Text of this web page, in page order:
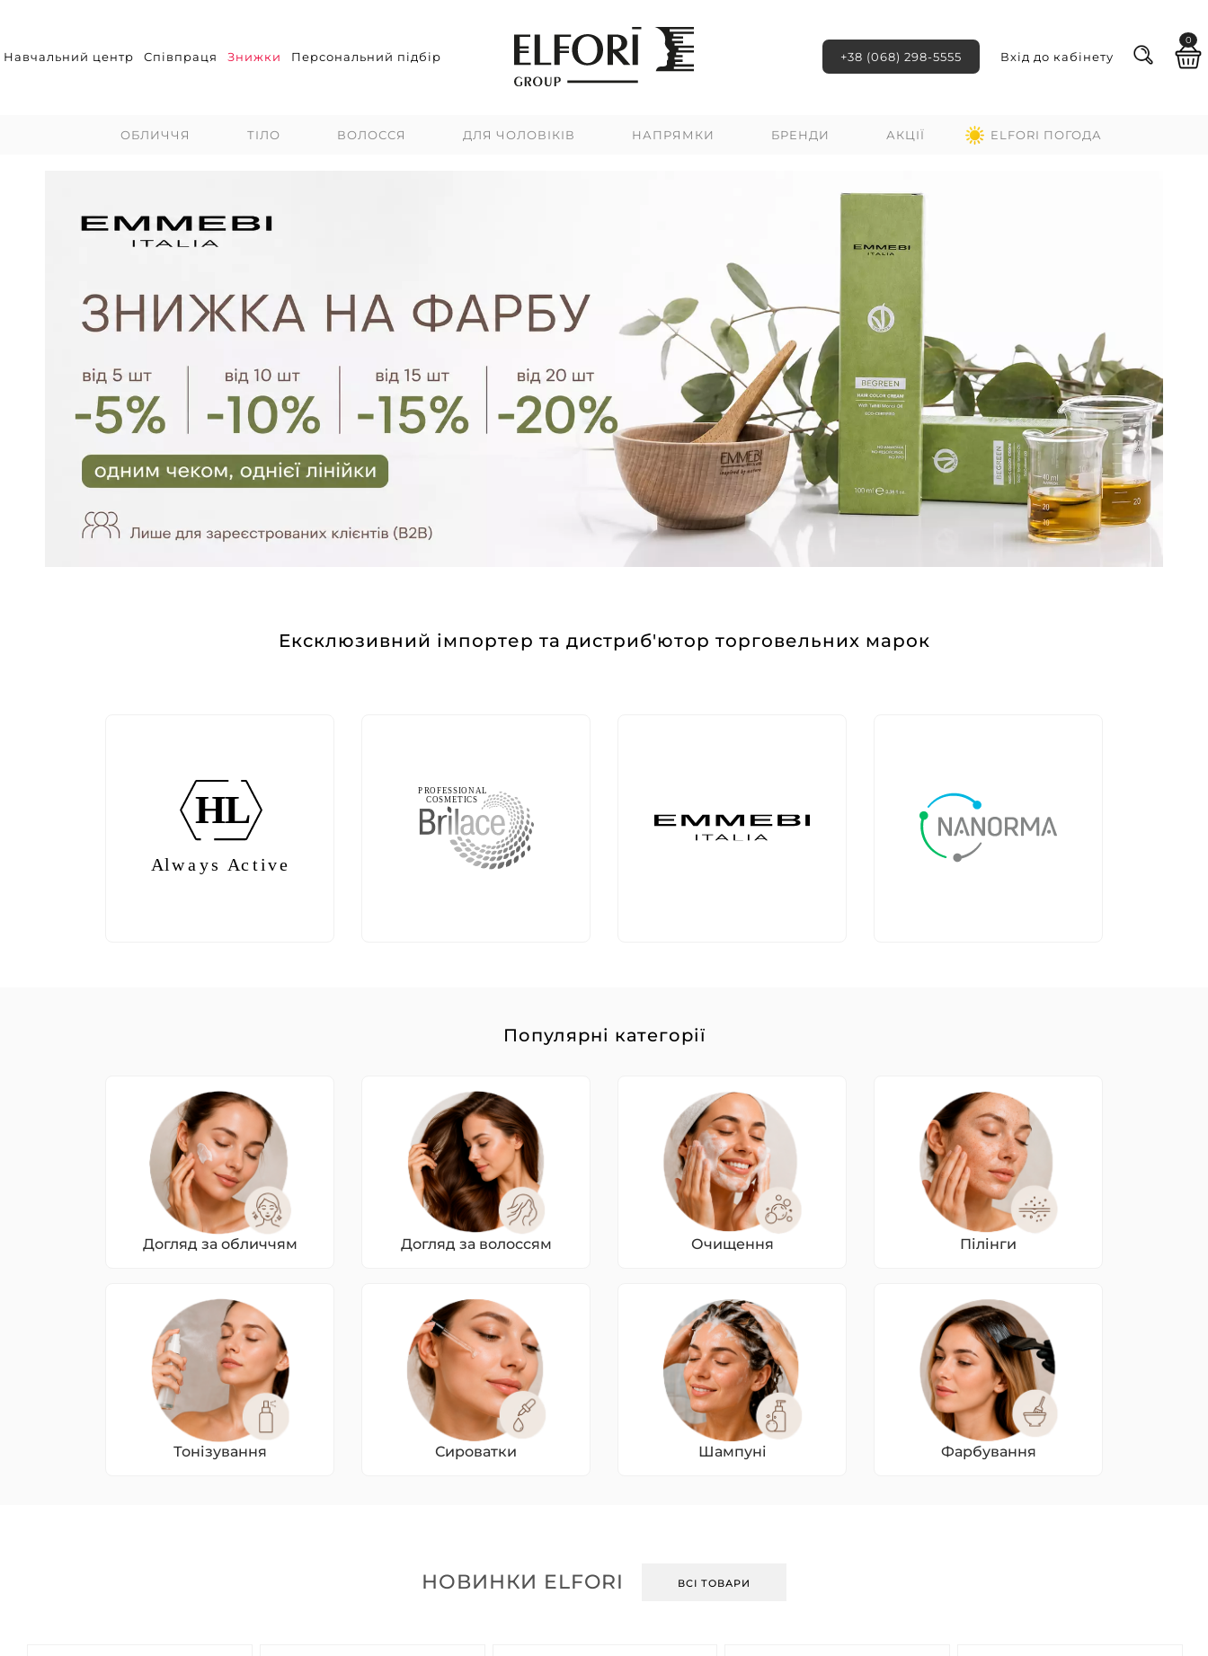
Навчальний центр Співпраця Знижки Персональний підбір +38 (068) 298-5555 Вхід до кабінету
0
ОБЛИЧЧЯ ТІЛО ВОЛОССЯ ДЛЯ ЧОЛОВІКІВ НАПРЯМКИ БРЕНДИ АКЦІЇ ELFORI ПОГОДА
Ексклюзивний імпортер та дистриб'ютор торговельних марок
Популярні категорії
Догляд за обличчям Догляд за волоссям Очищення Пілінги
Тонізування Сироватки Шампуні Фарбування
НОВИНКИ ELFORI ВСІ ТОВАРИ